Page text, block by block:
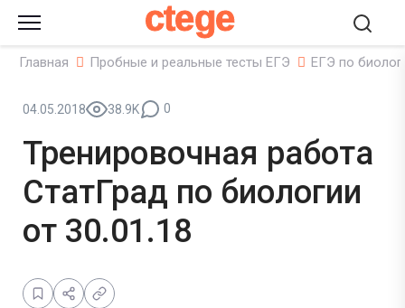
ctege
Главная Пробные и реальные тесты ЕГЭ ЕГЭ по
04.05.2018 38.9K 0
Тренировочная работа
СтатГрад по биологии
от 30.01.18